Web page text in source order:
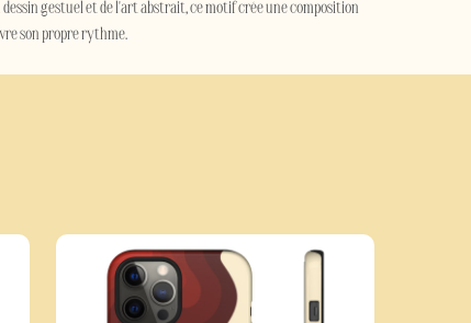
gestuel et de l'art abstrait, ce motif crée une composition
son propre rythme.
et de protéger votre téléphone contre les rayures et l'usure